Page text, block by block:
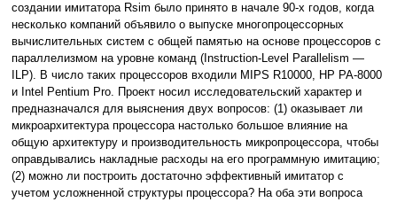
создании имитатора Rsim было принято в начале 90-х годов, когда
несколько компаний объявило о выпуске многопроцессорных
вычислительных систем с общей памятью на основе процессоров с
параллелизмом на уровне команд (Instruction-Level Parallelism —
ILP). В число таких процессоров входили MIPS R10000, HP PA-8000
и Intel Pentium Pro. Проект носил исследовательский характер и
предназначался для выяснения двух вопросов: (1) оказывает ли
микроархитектура процессора настолько большое влияние на
общую архитектуру и производительность микропроцессора, чтобы
оправдывались накладные расходы на его программную имитацию;
(2) можно ли построить достаточно эффективный имитатор с
учетом усложненной структуры процессора? На оба эти вопроса